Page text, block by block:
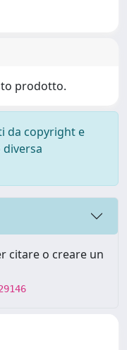
prodotto.
da copyright e
citare o creare un